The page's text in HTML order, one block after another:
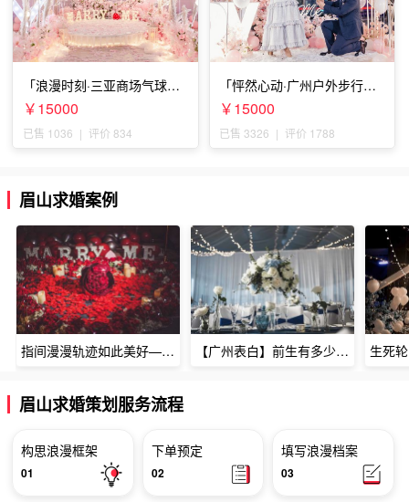
「浪漫时刻·三亚商场气球雨
惊喜求婚」
￥15000
已售 1036 | 评价 834
「怦然心动·广州户外步行街
求婚」
￥15000
已售 3326 | 评价 1788
眉山求婚案例
指间漫漫轨迹如此美好——深圳烈焰玫瑰生日惊喜 【广州表白】前生有多少未尽的缘7张
眉山求婚策划服务流程
构思浪漫框架
01
下单预定
02
填写浪漫档案
03